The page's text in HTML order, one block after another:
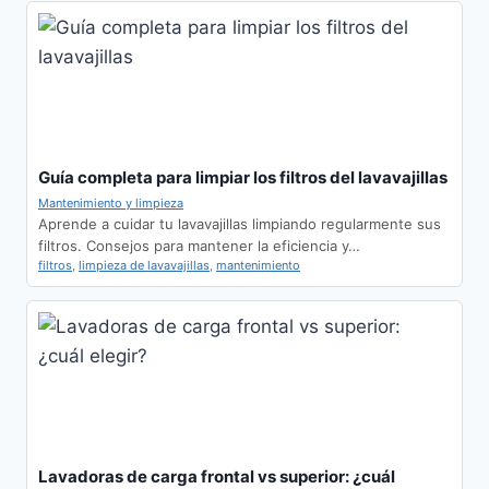
Guía completa para limpiar los filtros del lavavajillas
Mantenimiento y limpieza
Aprende a cuidar tu lavavajillas limpiando regularmente sus
filtros. Consejos para mantener la eficiencia y…
filtros, limpieza de lavavajillas, mantenimiento
Lavadoras de carga frontal vs superior: ¿cuál